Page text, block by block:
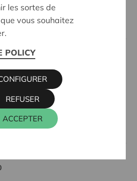
les sortes de
vous souhaitez
POLICY
ACCEPTER
REFUSER